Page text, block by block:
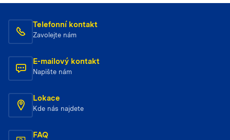
Telefonní kontakt
Zavolejte nám
E-mailový kontakt
Napište nám
Lokace
Kde nás najdete
FAQ